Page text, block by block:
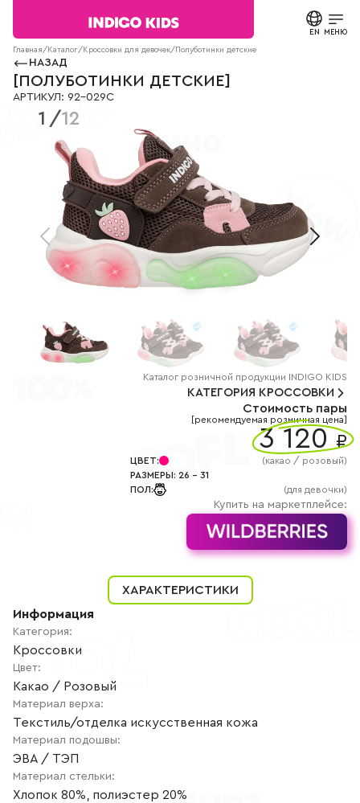
EN МЕНЮ
КАТАЛОГ
О БРЕНДЕ
НОВОСТИ
СТАТЬИ
ПАРТНЕРАМ
МАГАЗИНЫ
КОНТАКТЫ
+7
АВТОРИЗАЦИЯ
РЕГИСТРАЦИЯ
сообщения
Согласие на
обработку
персональных
данных.
Политика
конфиденциальности
все
поля
обязательны
заполнению
СВЯЗАТЬСЯ С НАМИ
92-029C
Главная / Каталог/ Кроссовки для девочек/ Полуботинки детские
НАЗАД
ПОЛУБОТИНКИ ДЕТСКИЕ
АРТИКУЛ : 92-029C
1 /12
Каталог розничной продукции INDIGO KIDS
КАТЕГОРИЯ КРОССОВКИ
Стоимость пары
[рекомендуемая розничная цена]
3 120 ₽
ЦВЕТ: (какао / розовый)
РАЗМЕРЫ: 26 - 31
ПОЛ: (для девочки)
Купить на маркетплейсе:
ХАРАКТЕРИСТИКИ
Информация
Категория:
Кроссовки
Цвет:
Какао / Розовый
Материал верха:
Текстиль/отделка искусственная кожа
Материал подошвы:
ЭВА / ТЭП
Материал стельки:
Хлопок 80%, полиэстер 20%